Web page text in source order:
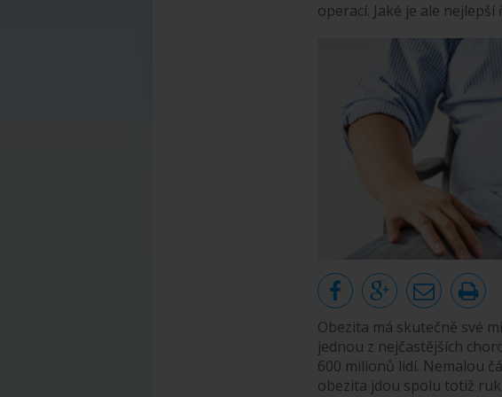
operací. Jaké je ale
Obezita má skutečně své
jednou z nejčastějších
600 milionů lidí. Nemalou
obezita jdou spolu totiž